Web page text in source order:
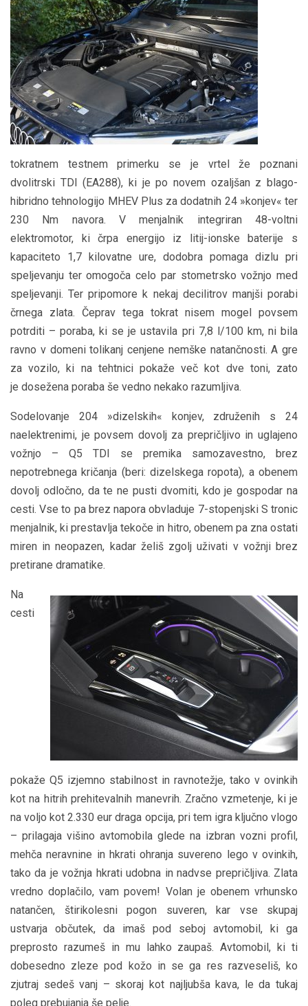
tokratnem testnem primerku se je vrtel že poznani
dvolitrski TDI (EA288), ki je po novem ozaljšan z blago-
hibridno tehnologijo MHEV Plus za dodatnih 24 »konjev« ter
230 Nm navora. V menjalnik integriran 48-voltni
elektromotor, ki črpa energijo iz litij-ionske baterije s
kapaciteto 1,7 kilovatne ure, dodobra pomaga dizlu pri
speljevanju ter omogoča celo par stometrsko vožnjo med
speljevanji. Ter pripomore k nekaj decilitrov manjši porabi
črnega zlata. Čeprav tega tokrat nisem mogel povsem
potrditi – poraba, ki se je ustavila pri 7,8 l/100 km, ni bila
ravno v domeni tolikanj cenjene nemške natančnosti. A gre
za vozilo, ki na tehtnici pokaže več kot dve toni, zato
je dosežena poraba še vedno nekako razumljiva.
Sodelovanje 204 »dizelskih« konjev, združenih s 24
naelektrenimi, je povsem dovolj za prepričljivo in uglajeno
vožnjo – Q5 TDI se premika samozavestno, brez
nepotrebnega kričanja (beri: dizelskega ropota), a obenem
dovolj odločno, da te ne pusti dvomiti, kdo je gospodar na
cesti. Vse to pa brez napora obvladuje 7-stopenjski S tronic
menjalnik, ki prestavlja tekoče in hitro, obenem pa zna ostati
miren in neopazen, kadar želiš zgolj uživati v vožnji brez
pretirane dramatike.
Na
cesti
pokaže Q5 izjemno stabilnost in ravnotežje, tako v ovinkih
kot na hitrih prehitevalnih manevrih. Zračno vzmetenje, ki je
na voljo kot 2.330 eur draga opcija, pri tem igra ključno vlogo
– prilagaja višino avtomobila glede na izbran vozni profil,
mehča neravnine in hkrati ohranja suvereno lego v ovinkih,
tako da je vožnja hkrati udobna in nadvse prepričljiva. Zlata
vredno doplačilo, vam povem! Volan je obenem vrhunsko
natančen, štirikolesni pogon suveren, kar vse skupaj
ustvarja občutek, da imaš pod seboj avtomobil, ki ga
preprosto razumeš in mu lahko zaupaš. Avtomobil, ki ti
dobesedno zleze pod kožo in se ga res razveseliš, ko
zjutraj sedeš vanj – skoraj kot najljubša kava, le da tukaj
poleg prebujanja še pelje.